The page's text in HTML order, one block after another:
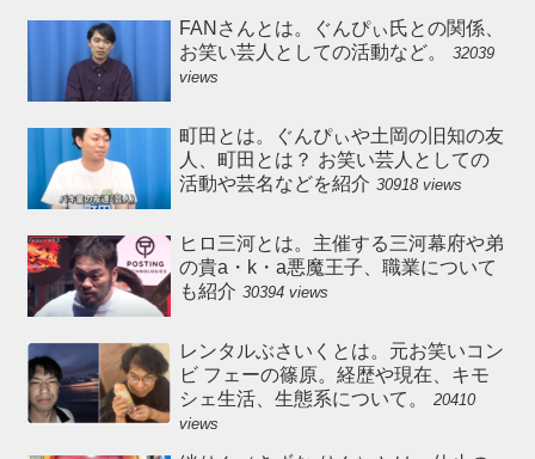
FANさんとは。ぐんぴぃ氏との関係、
お笑い芸人としての活動など。
32039
views
町田とは。ぐんぴぃや土岡の旧知の友
人、町田とは？ お笑い芸人としての
活動や芸名などを紹介 30918 views
ヒロ三河とは。主催する三河幕府や弟
の貴a・k・a悪魔王子、職業について
も紹介 30394 views
レンタルぶさいくとは。元お笑いコン
ビ フェーの篠原。経歴や現在、キモ
シェ生活、生態系について。
20410
views